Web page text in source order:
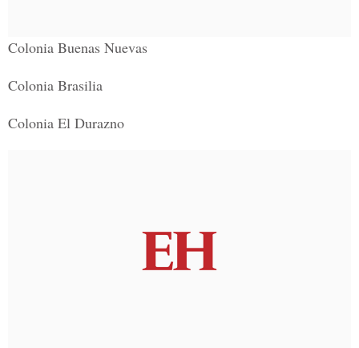
Colonia Buenas Nuevas
Colonia Brasilia
Colonia El Durazno